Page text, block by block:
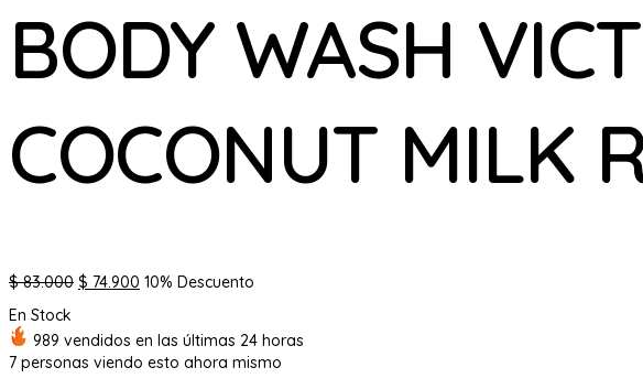
BODY WASH
COCONUT MILK
$83.000 El
era:
$ 83.000.
$ 74.900 El
es:
$ 74.900.
10% Descuento
En Stock
989 vendidos en las últimas 24 horas
7 personas viendo esto ahora mismo